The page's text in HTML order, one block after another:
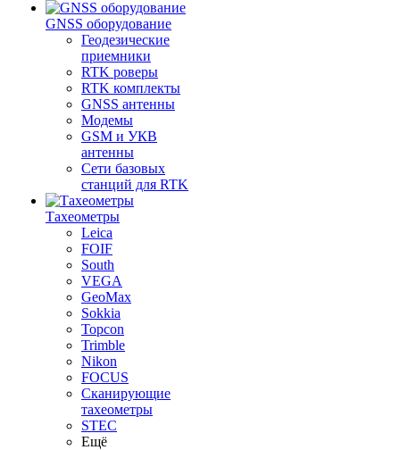
GNSS оборудование
Геодезические
приемники
RTK роверы
RTK комплекты
GNSS антенны
Модемы
GSM и УКВ
антенны
Сети базовых
станций для RTK
Тахеометры
Leica
FOIF
South
VEGA
GeoMax
Sokkia
Topcon
Trimble
Nikon
FOCUS
Сканирующие
тахеометры
STEC
Ещё